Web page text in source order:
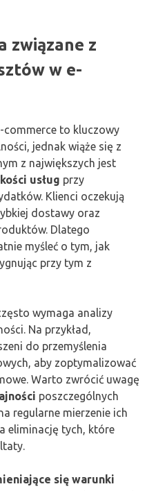
związane z
w e-
to kluczowy
jednak wiąże się z
z największych jest
usług przy
Klienci oczekują
dostawy oraz
Dlatego
myśleć o tym, jak
przy tym z
wymaga analizy
Na przykład,
do przemyślenia
aby zoptymalizować
Warto zwrócić uwagę
poszczególnych
regularne mierzenie ich
eliminację tych, które
się warunki